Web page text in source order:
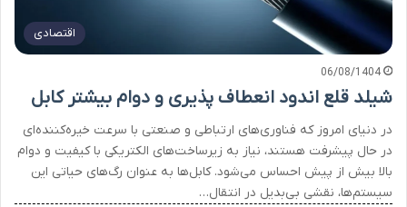
اقتصادی
06/08/1404
شیلد قلع اندود انعطاف پذیری و دوام بیشتر کابل
در دنیای امروز که فناوری‌های ارتباطی و صنعتی با سرعت خیره‌کننده‌ای
در حال پیشرفت هستند، نیاز به زیرساخت‌های الکتریکی با کیفیت و دوام
بالا بیش از پیش احساس می‌شود. کابل‌ها به عنوان رگ‌های حیاتی این
سیستم‌ها، نقشی بی‌بدیل در انتقال…